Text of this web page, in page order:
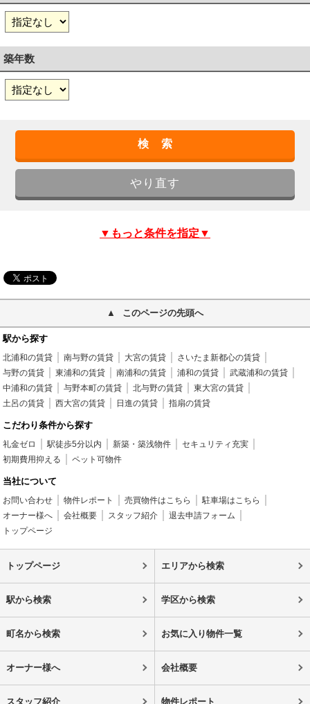
築年数
▼もっと条件を指定▼
このページの先頭へ
駅から探す
北浦和の賃貸 南与野の賃貸 大宮の賃貸
さいたま新都心の賃貸
与野の賃貸
東浦和の賃貸 南浦和の賃貸 浦和の賃貸
武蔵浦和の賃貸
中浦和の賃貸
与野本町の賃貸 北与野の賃貸
東大宮の賃貸
土呂の賃貸
西大宮の賃貸 日進の賃貸 指扇の賃貸
こだわり条件から探す
礼金ゼロ 駅徒歩5分以内 新築・築浅物件
セキュリティ充実
初期費用抑える
ペット可物件
当社について
お問い合わせ 物件レポート 売買物件はこちら
駐車場はこちら
オーナー様へ
会社概要 スタッフ紹介
退去申請フォーム
トップページ
トップページ エリアから検索
駅から検索 学区から検索
町名から検索 お気に入り物件一覧
オーナー様へ 会社概要
スタッフ紹介 物件レポート